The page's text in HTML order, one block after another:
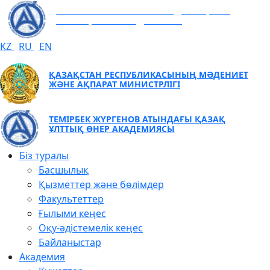
KZ RU EN
ҚАЗАҚСТАН РЕСПУБЛИКАСЫНЫҢ МӘДЕНИЕТ
ЖӘНЕ АҚПАРАТ МИНИСТРЛІГІ
ТЕМІРБЕК ЖҮРГЕНОВ АТЫНДАҒЫ ҚАЗАҚ
ҰЛТТЫҚ ӨНЕР АКАДЕМИЯСЫ
Біз туралы
Басшылық
Қызметтер және бөлімдер
Факультеттер
Ғылыми кеңес
Оқу-әдістемелік кеңес
Байланыстар
Академия